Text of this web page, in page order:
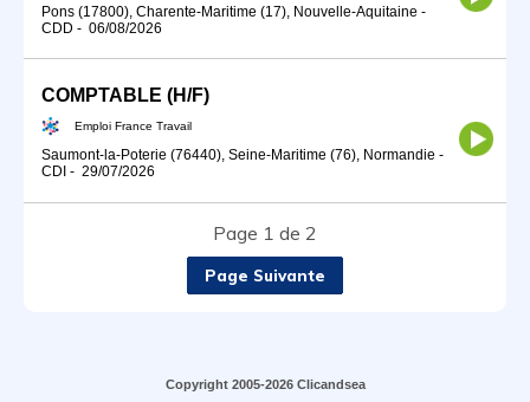
Pons (17800), Charente-Maritime (17), Nouvelle-Aquitaine -
CDD - 06/08/2026
COMPTABLE (H/F)
Emploi France Travail
Saumont-la-Poterie (76440), Seine-Maritime (76), Normandie -
CDI - 29/07/2026
Page 1 de 2
Page Suivante
Copyright 2005-2026 Clicandsea